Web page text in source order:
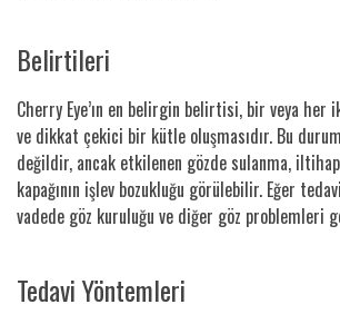
Belirtileri
Cherry Eye’ın en belirgin belirtisi, bir veya her
ve dikkat çekici bir kütle oluşmasıdır. Bu
değildir, ancak etkilenen gözde sulanma,
kapağının işlev bozukluğu görülebilir. Eğer
vadede göz kuruluğu ve diğer göz problemleri
Tedavi Yöntemleri